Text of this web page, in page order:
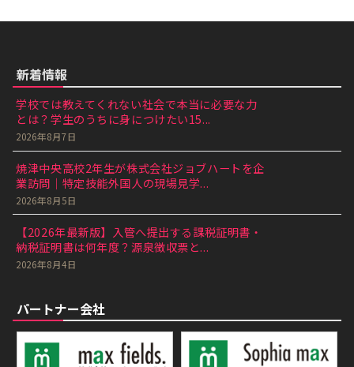
新着情報
学校では教えてくれない社会で本当に必要な力
とは？学生のうちに身につけたい15...
2026年8月7日
焼津中央高校2年生が株式会社ジョブハートを企
業訪問｜特定技能外国人の現場見学...
2026年8月5日
【2026年最新版】入管へ提出する課税証明書・
納税証明書は何年度？源泉徴収票と...
2026年8月4日
パートナー会社